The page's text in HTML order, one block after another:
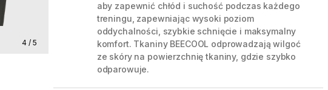
4 / 5 5 / 5
aby zapewnić chłód i suchość podczas każdego
treningu, zapewniając wysoki poziom
oddychalności, szybkie schnięcie i maksymalny
komfort. Tkaniny BEECOOL odprowadzają wilgoć
ze skóry na powierzchnię tkaniny, gdzie szybko
odparowuje.